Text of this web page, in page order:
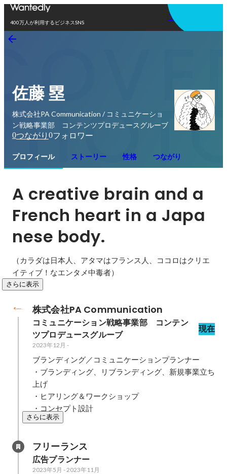
400万人が利用するビジネスSNS
アプリを使う
佐藤 塁
株式会社PA Communication / コミュニケーショ
ン戦略事業部 コンテンツプロデュースグルーブ
0つながり 0フォロワー
プロフィール ストーリー 性格 つながり
A creative brain and a
French heart in a Japa
nese body.
（カラダは日本人、アタマはフランス人、ココロはクリエ
イティブ！なエンタメ中毒者）
さらに表示
株式会社PA Communication
コミュニケーション戦略事業部　コンテン
ツプロデュースグルーブ
現在
2023年12月 -
ブランディング／コミュニケーションプランナー
・ブランディング、リブランディング、新規事業立ち
上げ
・ヒアリング＆ワークショップ
・コンセプト設計
さらに表示
フリーランス
広告プランナー
2023年5月 -2023年11月